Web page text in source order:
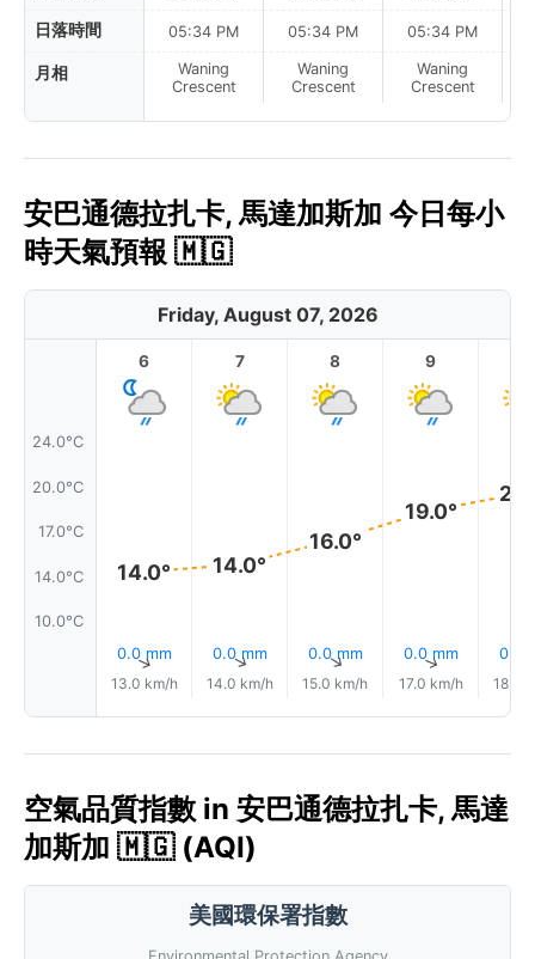
日落時間
月相
05:34 PM
Waning
Crescent
05:34 PM
Waning
Crescent
05:34 PM
Waning
Crescent
安巴通德拉扎卡, 馬達加斯加 今日每小
時天氣預報 🇲🇬
Friday, August 07, 2026
24.0°C
20.0°C
17.0°C
14.0°C
10.0°C
6
14.0°
0.0 mm
↑
13.0 km/h
7
14.0°
0.0 mm
↑
14.0 km/h
8
16.0°
0.0 mm
↑
15.0 km/h
9
19.0°
0.0 mm
↑
17.0 km/h
0.0
18.0
空氣品質指數 in 安巴通德拉扎卡, 馬達
加斯加 🇲🇬 (AQI)
美國環保署指數